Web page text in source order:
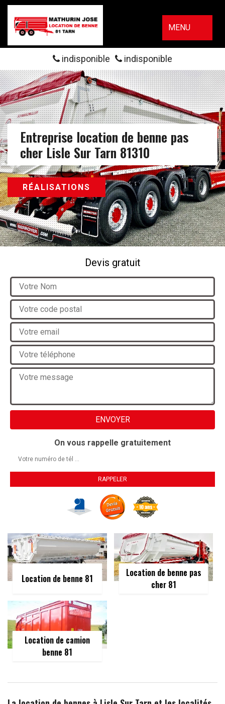
MENU
indisponible indisponible
Entreprise location de benne pas
cher Lisle Sur Tarn 81310
RÉALISATIONS
Devis gratuit
On vous rappelle gratuitement
Location de benne 81
Location de benne pas
cher 81
Location de camion
benne 81